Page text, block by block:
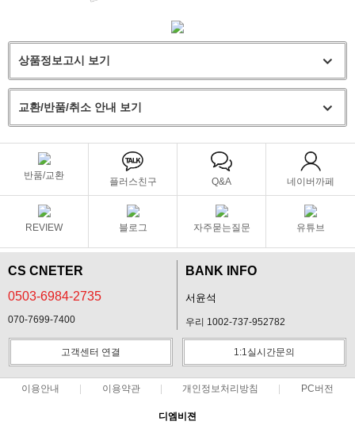
상품정보고시 보기
교환/반품/취소 안내 보기
반품/교환
플러스친구 Q&A 네이버까페
REVIEW 블로그 자주묻는질문 유튜브
CS CNETER
0503-6984-2735
070-7699-7400
BANK INFO
서윤석
우리 1002-737-952782
고객센터 연결 1:1실시간문의
이용안내 이용약관 개인정보처리방침 PC버전
디엠비젼